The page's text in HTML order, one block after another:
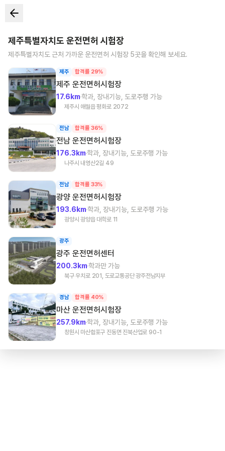
제주특별자치도 운전면허 시험장
제주특별자치도 근처 가까운 운전면허 시험장 5곳을 확인해 보세요.
제주 합격률 29%
제주 운전면허시험장
17.6km학과, 장내기능, 도로주행 가능
제주시 애월읍 평화로 2072
전남 합격률 36%
전남 운전면허시험장
176.3km학과, 장내기능, 도로주행 가능
나주시 내영산2길 49
전남 합격률 33%
광양 운전면허시험장
193.6km학과, 장내기능, 도로주행 가능
광양시 광양읍 대학로 11
광주
광주 운전면허센터
200.3km학과만 가능
북구 우치로 201, 도로교통공단 광주전남지부
경남 합격률 40%
마산 운전면허시험장
257.9km학과, 장내기능, 도로주행 가능
창원시 마산합포구 진동면 진북산업로 90-1